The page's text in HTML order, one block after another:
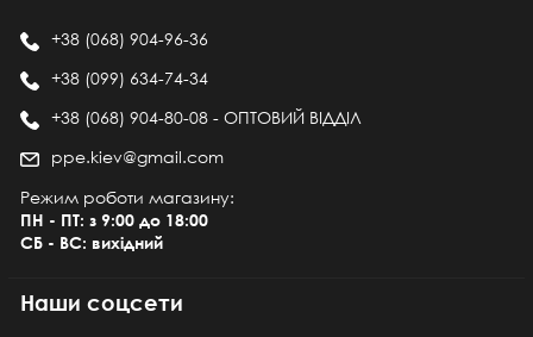
+38 (068) 904-96-36
+38 (099) 634-74-34
+38 (068) 904-80-08 - ОПТОВИЙ ВІДДІЛ
ppe.kiev@gmail.com
Режим роботи магазину:
ПН - ПТ: з 9:00 до 18:00
СБ - ВС: вихідний
Наши соцсети